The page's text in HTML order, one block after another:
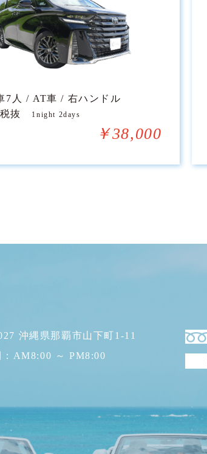
7人 / AT車 / 右ハンドル
税抜
1night 2days
￥38,000
沖縄県那覇市山下町1-11
：AM8:00 ～ PM8:00